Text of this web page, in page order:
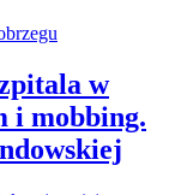
w
i mobbing.